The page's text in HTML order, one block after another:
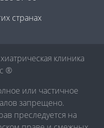
странах
клиника
®
или частичное
запрещено.
преследуется на